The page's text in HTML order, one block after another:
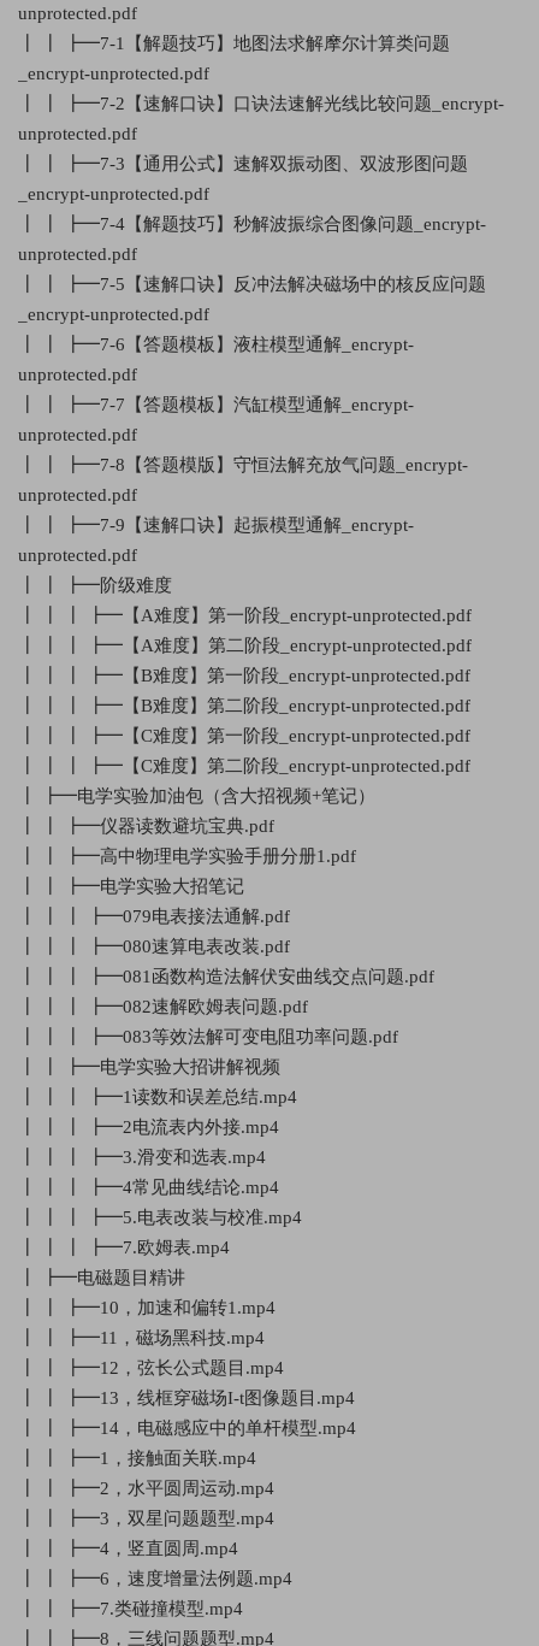
unprotected.pdf
┃ ┃ ┣━7-1【解题技巧】地图法求解摩尔计算类问题
_encrypt-unprotected.pdf
┃ ┃ ┣━7-2【速解口诀】口诀法速解光线比较问题_encrypt-
unprotected.pdf
┃ ┃ ┣━7-3【通用公式】速解双振动图、双波形图问题
_encrypt-unprotected.pdf
┃ ┃ ┣━7-4【解题技巧】秒解波振综合图像问题_encrypt-
unprotected.pdf
┃ ┃ ┣━7-5【速解口诀】反冲法解决磁场中的核反应问题
_encrypt-unprotected.pdf
┃ ┃ ┣━7-6【答题模板】液柱模型通解_encrypt-
unprotected.pdf
┃ ┃ ┣━7-7【答题模板】汽缸模型通解_encrypt-
unprotected.pdf
┃ ┃ ┣━7-8【答题模版】守恒法解充放气问题_encrypt-
unprotected.pdf
┃ ┃ ┣━7-9【速解口诀】起振模型通解_encrypt-
unprotected.pdf
┃ ┃ ┣━阶级难度
┃ ┃ ┃ ┣━【A难度】第一阶段_encrypt-unprotected.pdf
┃ ┃ ┃ ┣━【A难度】第二阶段_encrypt-unprotected.pdf
┃ ┃ ┃ ┣━【B难度】第一阶段_encrypt-unprotected.pdf
┃ ┃ ┃ ┣━【B难度】第二阶段_encrypt-unprotected.pdf
┃ ┃ ┃ ┣━【C难度】第一阶段_encrypt-unprotected.pdf
┃ ┃ ┃ ┣━【C难度】第二阶段_encrypt-unprotected.pdf
┃ ┣━电学实验加油包（含大招视频+笔记）
┃ ┃ ┣━仪器读数避坑宝典.pdf
┃ ┃ ┣━高中物理电学实验手册分册1.pdf
┃ ┃ ┣━电学实验大招笔记
┃ ┃ ┃ ┣━079电表接法通解.pdf
┃ ┃ ┃ ┣━080速算电表改装.pdf
┃ ┃ ┃ ┣━081函数构造法解伏安曲线交点问题.pdf
┃ ┃ ┃ ┣━082速解欧姆表问题.pdf
┃ ┃ ┃ ┣━083等效法解可变电阻功率问题.pdf
┃ ┃ ┣━电学实验大招讲解视频
┃ ┃ ┃ ┣━1读数和误差总结.mp4
┃ ┃ ┃ ┣━2电流表内外接.mp4
┃ ┃ ┃ ┣━3.滑变和选表.mp4
┃ ┃ ┃ ┣━4常见曲线结论.mp4
┃ ┃ ┃ ┣━5.电表改装与校准.mp4
┃ ┃ ┃ ┣━7.欧姆表.mp4
┃ ┣━电磁题目精讲
┃ ┃ ┣━10，加速和偏转1.mp4
┃ ┃ ┣━11，磁场黑科技.mp4
┃ ┃ ┣━12，弦长公式题目.mp4
┃ ┃ ┣━13，线框穿磁场I-t图像题目.mp4
┃ ┃ ┣━14，电磁感应中的单杆模型.mp4
┃ ┃ ┣━1，接触面关联.mp4
┃ ┃ ┣━2，水平圆周运动.mp4
┃ ┃ ┣━3，双星问题题型.mp4
┃ ┃ ┣━4，竖直圆周.mp4
┃ ┃ ┣━6，速度增量法例题.mp4
┃ ┃ ┣━7.类碰撞模型.mp4
┃ ┃ ┣━8，三线问题题型.mp4